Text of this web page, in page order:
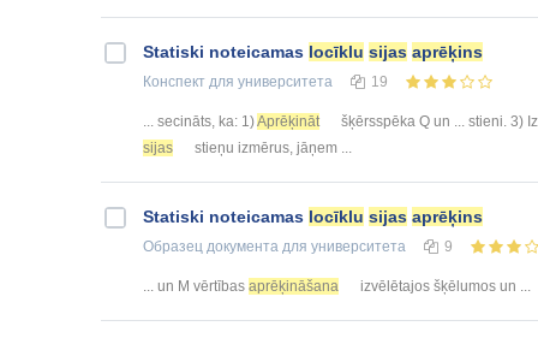
Statiski noteicamas locīklu sijas aprēķins
Конспект для университета 19
... secināts, ka: 1)Aprēķināt
šķērsspēka Q un ... stieni. 3)
sijas
stieņu izmērus, jāņem ...
Statiski noteicamas locīklu sijas aprēķins
Образец документа для университета 9
... un M vērtības aprēķināšana izvēlētajos šķēlumos un ...